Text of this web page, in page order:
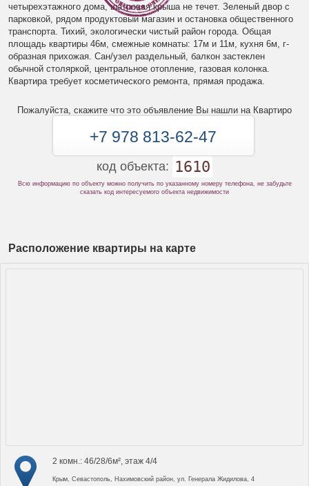
четырехэтажного дома, шатровая крыша не течет. Зеленый двор с
парковкой, рядом продуктовый магазин и остановка общественного
транспорта. Тихий, экологически чистый район города. Общая
площадь квартиры 46м, смежные комнаты: 17м и 11м, кухня 6м, г-
образная прихожая. Сан/узел раздельный, балкон застеклен
обычной столяркой, центральное отопление, газовая колонка.
Квартира требует косметического ремонта, прямая продажа.
Пожалуйста, скажите что это объявление Вы нашли на Квартиро
+7 978 813-62-47
код объекта: 1610
Всю информацию по объекту можно получить по указанному номеру телефона, не забудьте
сказать код интересуемого объекта недвижимости
Расположение квартиры на карте
2 комн.: 46/28/6м², этаж 4/4
Крым, Севастополь, Нахимовский район, ул. Генерала Жидилова, 4